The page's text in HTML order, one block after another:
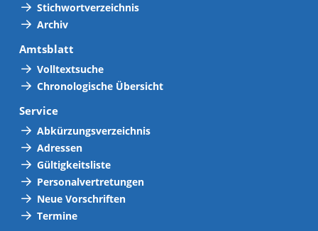
Stichwortverzeichnis
Archiv
Amtsblatt
Volltextsuche
Chronologische Übersicht
Service
Abkürzungsverzeichnis
Adressen
Gültigkeitsliste
Personalvertretungen
Neue Vorschriften
Termine